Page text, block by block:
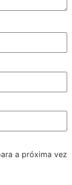
a próxima vez